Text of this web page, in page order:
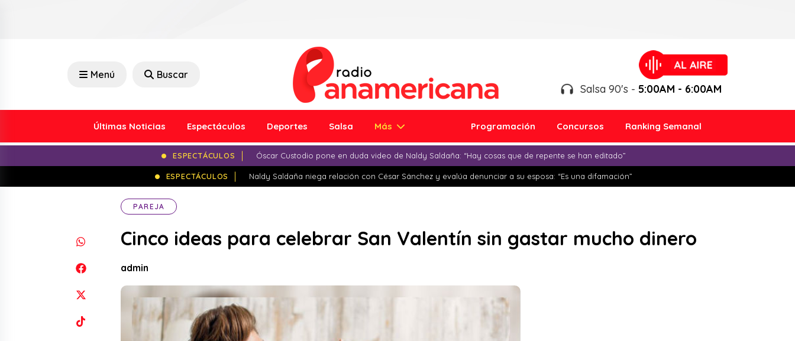
Menú Buscar
Salsa 90's - 5:00AM - 6:00AM
Últimas Noticias Espectáculos Deportes Salsa Más Programación Concursos Ranking Semanal
ESPECTÁCULOS Óscar Custodio pone en duda video de Naldy Saldaña: “Hay cosas que de repente se han editado”
ESPECTÁCULOS Naldy Saldaña niega relación con César Sánchez y evalúa denunciar a su esposa: “Es una difamación”
PAREJA
Cinco ideas para celebrar San Valentín sin gastar mucho dinero
admin